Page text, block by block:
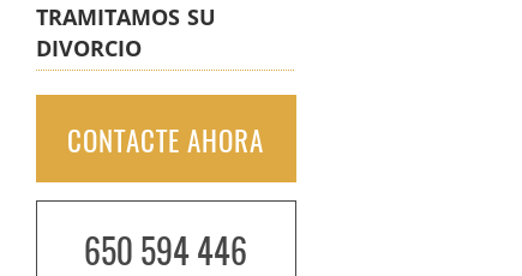
TRAMITAMOS SU
DIVORCIO
CONTACTE AHORA
650 594 446